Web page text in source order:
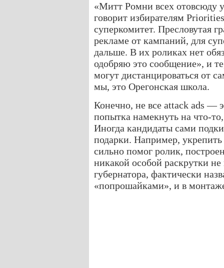
«Митт Ромни всех отовсюду
говорит избирателям
суперкомитет. Пресловутая
рекламе от кампаний, для
дальше. В их роликах нет
одобряю это сообщение», и
могут дистанцироваться от
мы, это Орегонская школа.
Конечно, не все attack ads —
попытка намекнуть на что-
Иногда кандидаты сами
подарки. Например,
сильно помог ролик,
никакой особой раскрутки
губернатора, фактически
«попрошайками», и в